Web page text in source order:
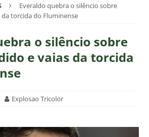
Everaldo quebra o silêncio sobre
torcida do Fluminense
o silêncio sobre
e vaias da torcida
Explosao Tricolor